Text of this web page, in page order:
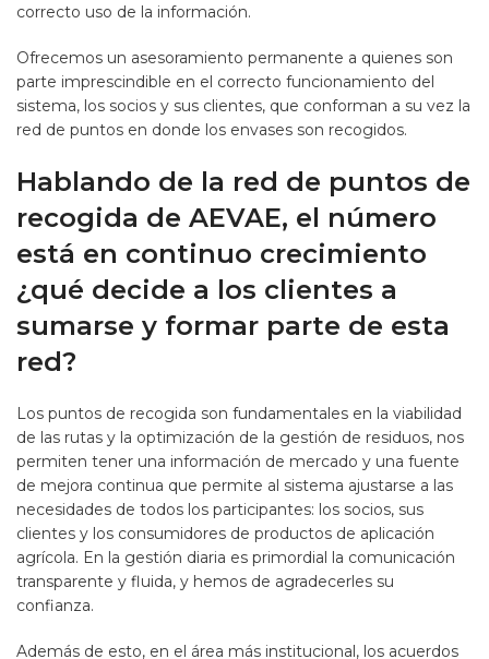
correcto uso de la información.
Ofrecemos un asesoramiento permanente a quienes son
parte imprescindible en el correcto funcionamiento del
sistema, los socios y sus clientes, que conforman a su vez la
red de puntos en donde los envases son recogidos.
Hablando de la red de puntos de
recogida de AEVAE, el número
está en continuo crecimiento
¿qué decide a los clientes a
sumarse y formar parte de esta
red?
Los puntos de recogida son fundamentales en la viabilidad
de las rutas y la optimización de la gestión de residuos, nos
permiten tener una información de mercado y una fuente
de mejora continua que permite al sistema ajustarse a las
necesidades de todos los participantes: los socios, sus
clientes y los consumidores de productos de aplicación
agrícola. En la gestión diaria es primordial la comunicación
transparente y fluida, y hemos de agradecerles su
confianza.
Además de esto, en el área más institucional, los acuerdos